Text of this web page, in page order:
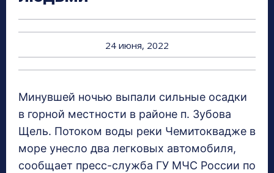
24 июня, 2022
Минувшей ночью выпали сильные осадки
в горной местности в районе п. Зубова
Щель. Потоком воды реки Чемитоквадже в
море унесло два легковых автомобиля,
сообщает пресс-служба ГУ МЧС России по